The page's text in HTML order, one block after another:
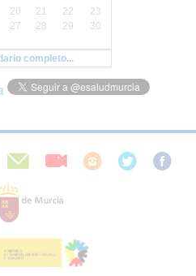
20 21 22
23
27 28 29
30
completo...